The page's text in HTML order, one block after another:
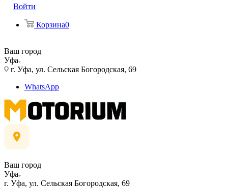
Войти
Корзина0
Ваш город
Уфа
г. Уфа, ул. Сельская Богородская, 69
WhatsApp
Ваш город
Уфа
г. Уфа, ул. Сельская Богородская, 69